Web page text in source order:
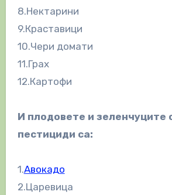
8.Нектарини
9.Краставици
10.Чери домати
11.Грах
12.Картофи
И плодовете и зеленчуците
пестициди са:
1.Авокадо
2.Царевица